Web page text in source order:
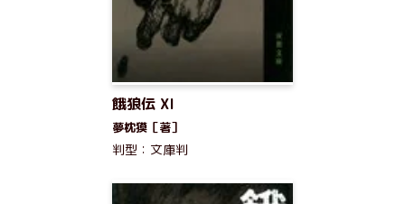
餓狼伝 XI
夢枕獏［著］
判型：文庫判